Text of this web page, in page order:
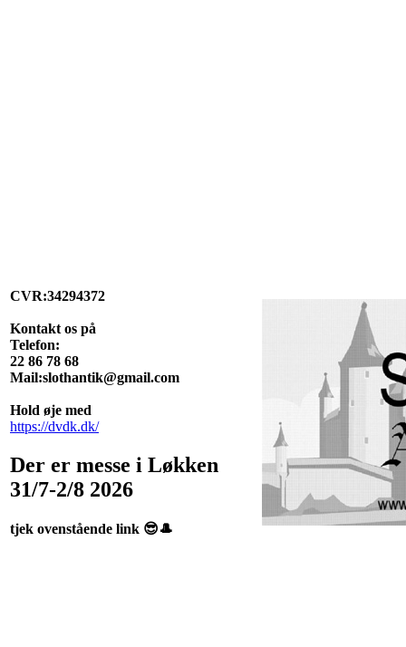
CVR:34294372
Kontakt os på
Telefon:
22 86 78 68
Mail:slothantik@gmail.com
Hold øje med
https://dvdk.dk/
Der er messe i Løkken
31/7-2/8 2026
tjek ovenstående link 😎🎩